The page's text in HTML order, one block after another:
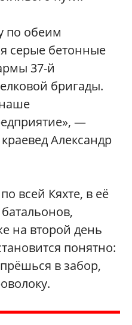
по обеим
серые бетонные
37-й
бригады.
—
Александр
всей Кяхте, в её
на второй день
понятно:
в забор,